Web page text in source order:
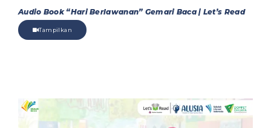
Audio Book “Hari Berlawanan” Gemari Baca | Let’s Read
Tampilkan